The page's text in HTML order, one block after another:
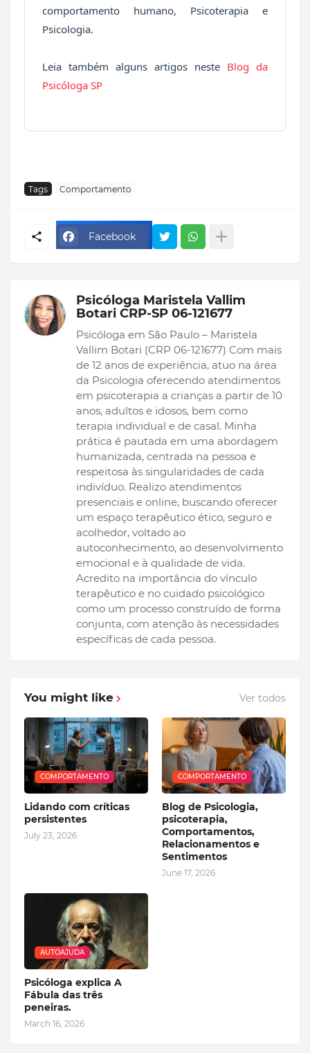
comportamento humano, Psicoterapia e
Psicologia.
Leia também alguns artigos neste Blog da
Psicóloga SP
Tags Comportamento
Facebook
Psicóloga Maristela Vallim
Botari CRP-SP 06-121677
Psicóloga em São Paulo – Maristela
Vallim Botari (CRP 06-121677) Com mais
de 12 anos de experiência, atuo na área
da Psicologia oferecendo atendimentos
em psicoterapia a crianças a partir de 10
anos, adultos e idosos, bem como
terapia individual e de casal. Minha
prática é pautada em uma abordagem
humanizada, centrada na pessoa e
respeitosa às singularidades de cada
indivíduo. Realizo atendimentos
presenciais e online, buscando oferecer
um espaço terapêutico ético, seguro e
acolhedor, voltado ao
autoconhecimento, ao desenvolvimento
emocional e à qualidade de vida.
Acredito na importância do vínculo
terapêutico e no cuidado psicológico
como um processo construído de forma
conjunta, com atenção às necessidades
específicas de cada pessoa.
You might like Ver todos
COMPORTAMENTO
Lidando com críticas
persistentes
July 23, 2026
COMPORTAMENTO
Blog de Psicologia,
psicoterapia,
Comportamentos,
Relacionamentos e
Sentimentos
June 17, 2026
AUTOAJUDA
Psicóloga explica A
Fábula das três
peneiras.
March 16, 2026